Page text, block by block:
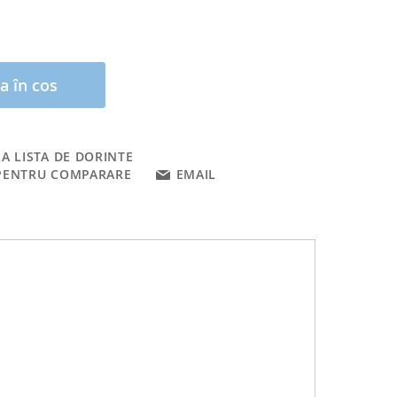
în cos
LISTA DE DORINTE
COMPARARE
EMAIL